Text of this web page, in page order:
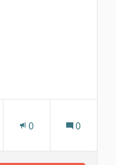
0 0